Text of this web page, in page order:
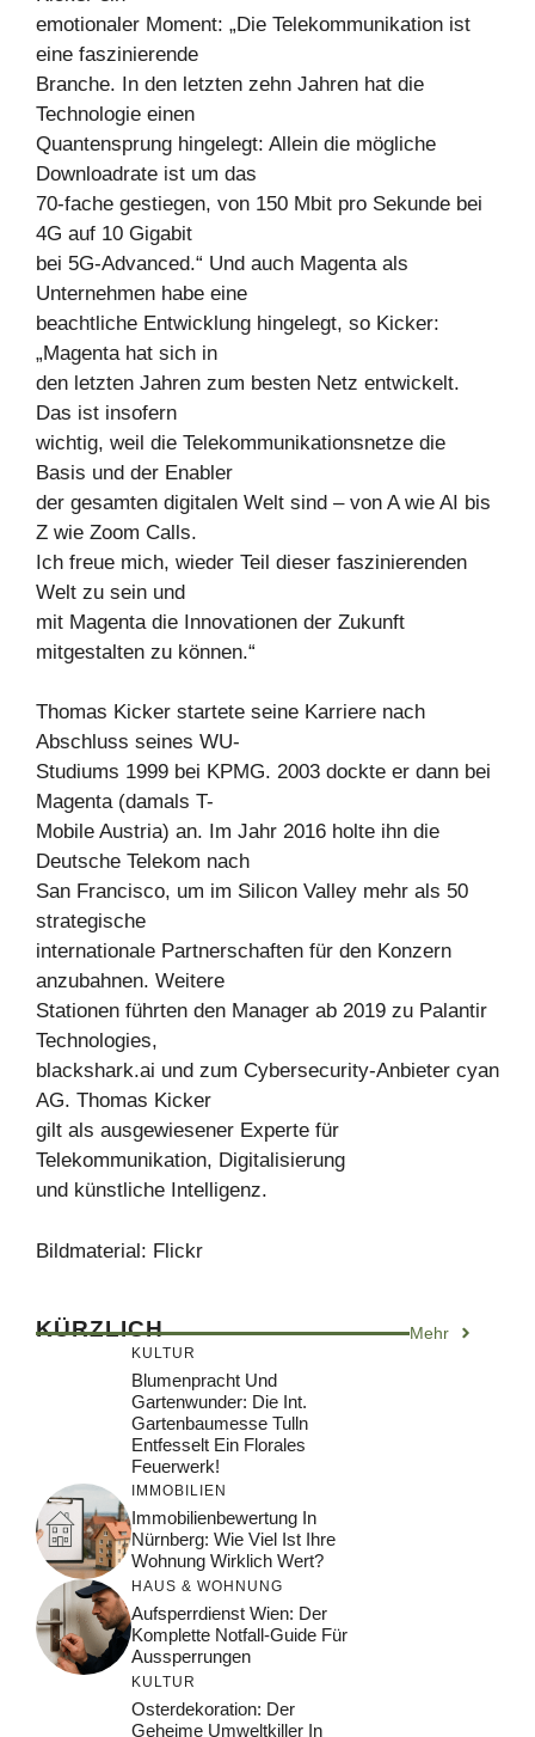
emotionaler Moment: „Die Telekommunikation ist
eine faszinierende
Branche. In den letzten zehn Jahren hat die
Technologie einen
Quantensprung hingelegt: Allein die mögliche
Downloadrate ist um das
70-fache gestiegen, von 150 Mbit pro Sekunde bei
4G auf 10 Gigabit
bei 5G-Advanced.“ Und auch Magenta als
Unternehmen habe eine
beachtliche Entwicklung hingelegt, so Kicker:
„Magenta hat sich in
den letzten Jahren zum besten Netz entwickelt.
Das ist insofern
wichtig, weil die Telekommunikationsnetze die
Basis und der Enabler
der gesamten digitalen Welt sind – von A wie AI bis
Z wie Zoom Calls.
Ich freue mich, wieder Teil dieser faszinierenden
Welt zu sein und
mit Magenta die Innovationen der Zukunft
mitgestalten zu können.“
Thomas Kicker startete seine Karriere nach
Abschluss seines WU-
Studiums 1999 bei KPMG. 2003 dockte er dann bei
Magenta (damals T-
Mobile Austria) an. Im Jahr 2016 holte ihn die
Deutsche Telekom nach
San Francisco, um im Silicon Valley mehr als 50
strategische
internationale Partnerschaften für den Konzern
anzubahnen. Weitere
Stationen führten den Manager ab 2019 zu Palantir
Technologies,
blackshark.ai und zum Cybersecurity-Anbieter cyan
AG. Thomas Kicker
gilt als ausgewiesener Experte für
Telekommunikation, Digitalisierung
und künstliche Intelligenz.
Bildmaterial: Flickr
KÜRZLICH Mehr
KULTUR
Blumenpracht Und
Gartenwunder: Die Int.
Gartenbaumesse Tulln
Entfesselt Ein Florales
Feuerwerk!
IMMOBILIEN
Immobilienbewertung In
Nürnberg: Wie Viel Ist Ihre
Wohnung Wirklich Wert?
HAUS & WOHNUNG
Aufsperrdienst Wien: Der
Komplette Notfall-Guide Für
Aussperrungen
KULTUR
Osterdekoration: Der
Geheime Umweltkiller In